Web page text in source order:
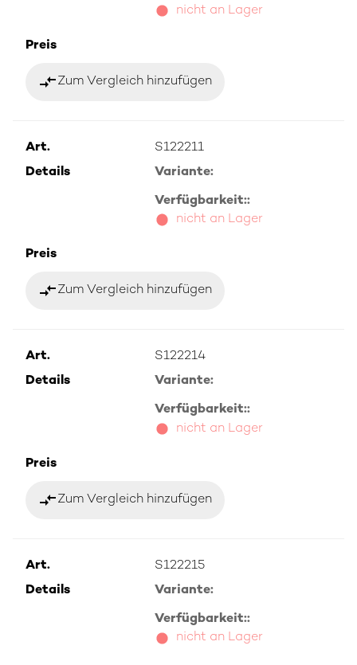
nicht an Lager
Preis
compare_arrowsZum Vergleich hinzufügen
Art.
S122211
Details
Variante:
Verfügbarkeit::
nicht an Lager
Preis
compare_arrowsZum Vergleich hinzufügen
Art.
S122214
Details
Variante:
Verfügbarkeit::
nicht an Lager
Preis
compare_arrowsZum Vergleich hinzufügen
Art.
S122215
Details
Variante:
Verfügbarkeit::
nicht an Lager